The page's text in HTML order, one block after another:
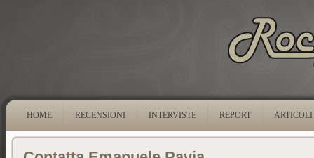
HOME RECENSIONI INTERVISTE REPORT ARTICOLI